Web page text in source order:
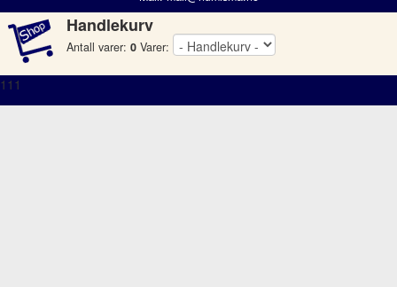
Handlekurv
Antall varer: 0 Varer:
111